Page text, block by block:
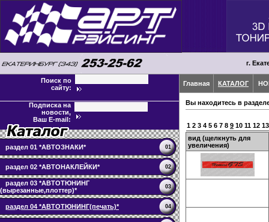
г.
Поиск по
сайту:
Подписка на
новости,
Ваш E-mail:
раздел 01 *АВТОЗНАКИ* 01
раздел 02 *АВТОНАКЛЕЙКИ* 02
раздел 03 *АВТОТЮНИНГ
(вырезанные,плоттер)*
03
раздел 04 *АВТОТЮНИНГ(печать)* 04
Главная КАТАЛОГ
Вы находитесь в
1 2 3 4 5 6 7 8 9 10 11 12 13
вид (щелкнуть для
увеличения)